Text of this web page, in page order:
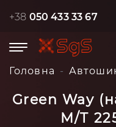
+38 050 433 33 67
Головна
Green Way
M/T